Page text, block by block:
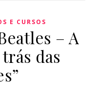
E CURSOS
– A
das